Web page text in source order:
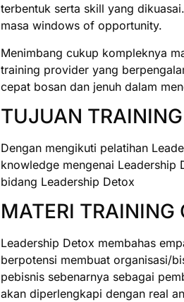
terbentuk serta skill yang
masa windows of opportunity.
Menimbang cukup kompleknya
training provider yang
cepat bosan dan jenuh dalam
TUJUAN
Dengan mengikuti pelatihan
knowledge mengenai Leadership
bidang Leadership Detox
MATERI TRAINING
Leadership Detox membahas
berpotensi membuat organisasi/
pebisnis sebenarnya sebagai
akan diperlengkapi dengan real